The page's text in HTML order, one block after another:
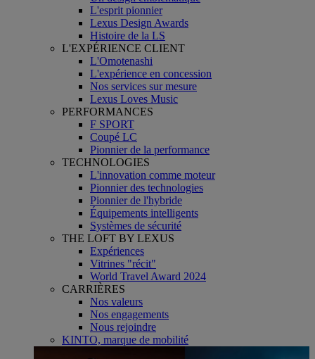
L'esprit pionnier
Lexus Design Awards
Histoire de la LS
L'EXPÉRIENCE CLIENT
L'Omotenashi
L'expérience en concession
Nos services sur mesure
Lexus Loves Music
PERFORMANCES
F SPORT
Coupé LC
Pionnier de la performance
TECHNOLOGIES
L'innovation comme moteur
Pionnier des technologies
Pionnier de l'hybride
Équipements intelligents
Systèmes de sécurité
THE LOFT BY LEXUS
Expériences
Vitrines "récit"
World Travel Award 2024
CARRIÈRES
Nos valeurs
Nos engagements
Nous rejoindre
KINTO, marque de mobilité